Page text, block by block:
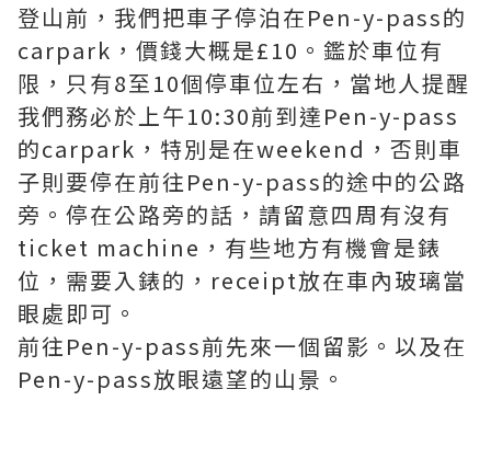
登山前，我們把車子停泊在Pen-y-pass的
carpark，價錢大概是£10。鑑於車位有
限，只有8至10個停車位左右，當地人提醒
我們務必於上午10:30前到達Pen-y-pass
的carpark，特別是在weekend，否則車
子則要停在前往Pen-y-pass的途中的公路
旁。停在公路旁的話，請留意四周有沒有
ticket machine，有些地方有機會是錶
位，需要入錶的，receipt放在車內玻璃當
眼處即可。
前往Pen-y-pass前先來一個留影。以及在
Pen-y-pass放眼遠望的山景。